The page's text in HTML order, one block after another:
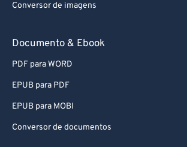
Conversor de imagens
Documento & Ebook
PDF para WORD
EPUB para PDF
EPUB para MOBI
Conversor de documentos